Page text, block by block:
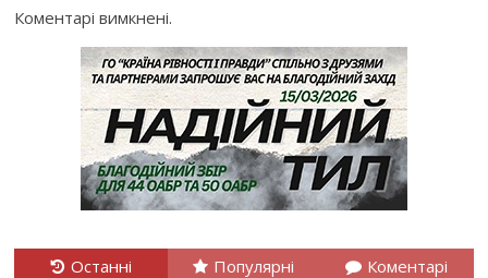
Коментарі вимкнені.
Останні Популярні Коментарі